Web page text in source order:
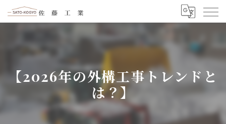
【2026年の外構工事トレンドと
は？】